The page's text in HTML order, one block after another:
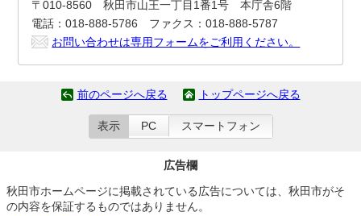
〒010-8560 秋田市山王一丁目1番1号 本庁舎6階
電話：018-888-5786 ファクス：018-888-5787
お問い合わせは専用フォームをご利用ください。
前のページへ戻る トップページへ戻る
表示 PC スマートフォン
広告欄
秋田市ホームページに掲載されている広告については、秋田市がそ
の内容を保証するものではありません。